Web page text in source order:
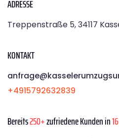
ADRESSE
Treppenstraße 5, 34117
KONTAKT
+4915792632839
Bereits250+zufriedene Kunden in